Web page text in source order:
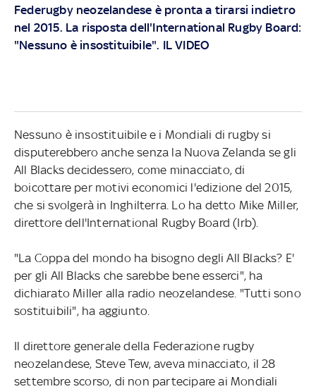
Federugby neozelandese è pronta a tirarsi indietro
nel 2015. La risposta dell'International Rugby Board:
"Nessuno è insostituibile". IL VIDEO
Nessuno è insostituibile e i Mondiali di rugby si
disputerebbero anche senza la Nuova Zelanda se gli
All Blacks decidessero, come minacciato, di
boicottare per motivi economici l'edizione del 2015,
che si svolgerà in Inghilterra. Lo ha detto Mike Miller,
direttore dell'International Rugby Board (Irb).
"La Coppa del mondo ha bisogno degli All Blacks? E'
per gli All Blacks che sarebbe bene esserci", ha
dichiarato Miller alla radio neozelandese. "Tutti sono
sostituibili", ha aggiunto.
Il direttore generale della Federazione rugby
neozelandese, Steve Tew, aveva minacciato, il 28
settembre scorso, di non partecipare ai Mondiali